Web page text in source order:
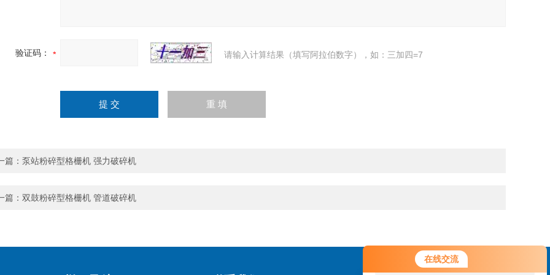
在线交流
您好！欢迎前来咨询，很高兴为您
服务，请问您要咨询什么问题呢？
验证码： 请输入计算结果（填写阿拉伯数字），如：三加四=7
篇： 泵站粉碎型格栅机 强力破碎机
篇： 双鼓粉碎型格栅机 管道破碎机